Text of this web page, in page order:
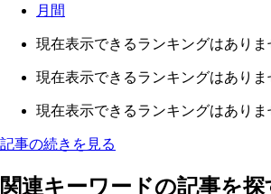
月間
現在表示できるランキングはありま
現在表示できるランキングはありま
現在表示できるランキングはありま
記事の続きを見る
関連キーワードの記事を探